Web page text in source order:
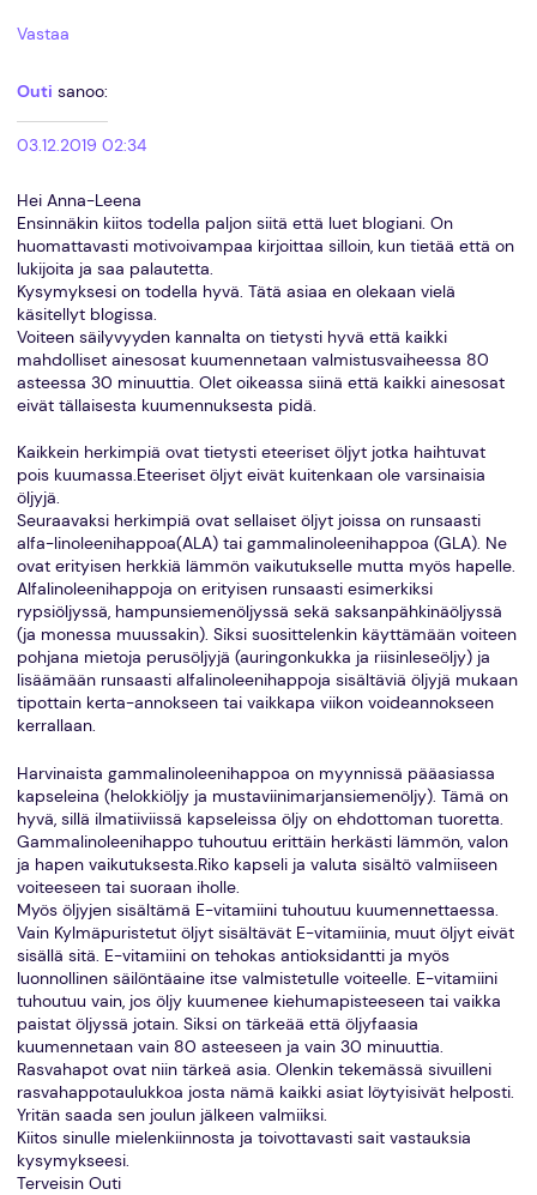
Vastaa
Outi sanoo:
03.12.2019 02:34
Hei Anna-Leena
Ensinnäkin kiitos todella paljon siitä että luet blogiani. On
huomattavasti motivoivampaa kirjoittaa silloin, kun tietää että on
lukijoita ja saa palautetta.
Kysymyksesi on todella hyvä. Tätä asiaa en olekaan vielä
käsitellyt blogissa.
Voiteen säilyvyyden kannalta on tietysti hyvä että kaikki
mahdolliset ainesosat kuumennetaan valmistusvaiheessa 80
asteessa 30 minuuttia. Olet oikeassa siinä että kaikki ainesosat
eivät tällaisesta kuumennuksesta pidä.
Kaikkein herkimpiä ovat tietysti eteeriset öljyt jotka haihtuvat
pois kuumassa.Eteeriset öljyt eivät kuitenkaan ole varsinaisia
öljyjä.
Seuraavaksi herkimpiä ovat sellaiset öljyt joissa on runsaasti
alfa-linoleenihappoa(ALA) tai gammalinoleenihappoa (GLA). Ne
ovat erityisen herkkiä lämmön vaikutukselle mutta myös hapelle.
Alfalinoleenihappoja on erityisen runsaasti esimerkiksi
rypsiöljyssä, hampunsiemenöljyssä sekä saksanpähkinäöljyssä
(ja monessa muussakin). Siksi suosittelenkin käyttämään voiteen
pohjana mietoja perusöljyjä (auringonkukka ja riisinleseöljy) ja
lisäämään runsaasti alfalinoleenihappoja sisältäviä öljyjä mukaan
tipottain kerta-annokseen tai vaikkapa viikon voideannokseen
kerrallaan.
Harvinaista gammalinoleenihappoa on myynnissä pääasiassa
kapseleina (helokkiöljy ja mustaviinimarjansiemenöljy). Tämä on
hyvä, sillä ilmatiiviissä kapseleissa öljy on ehdottoman tuoretta.
Gammalinoleenihappo tuhoutuu erittäin herkästi lämmön, valon
ja hapen vaikutuksesta.Riko kapseli ja valuta sisältö valmiiseen
voiteeseen tai suoraan iholle.
Myös öljyjen sisältämä E-vitamiini tuhoutuu kuumennettaessa.
Vain Kylmäpuristetut öljyt sisältävät E-vitamiinia, muut öljyt eivät
sisällä sitä. E-vitamiini on tehokas antioksidantti ja myös
luonnollinen säilöntäaine itse valmistetulle voiteelle. E-vitamiini
tuhoutuu vain, jos öljy kuumenee kiehumapisteeseen tai vaikka
paistat öljyssä jotain. Siksi on tärkeää että öljyfaasia
kuumennetaan vain 80 asteeseen ja vain 30 minuuttia.
Rasvahapot ovat niin tärkeä asia. Olenkin tekemässä sivuilleni
rasvahappotaulukkoa josta nämä kaikki asiat löytyisivät helposti.
Yritän saada sen joulun jälkeen valmiiksi.
Kiitos sinulle mielenkiinnosta ja toivottavasti sait vastauksia
kysymykseesi.
Terveisin Outi